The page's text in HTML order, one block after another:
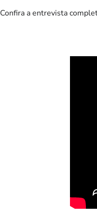
Confira a entrevista